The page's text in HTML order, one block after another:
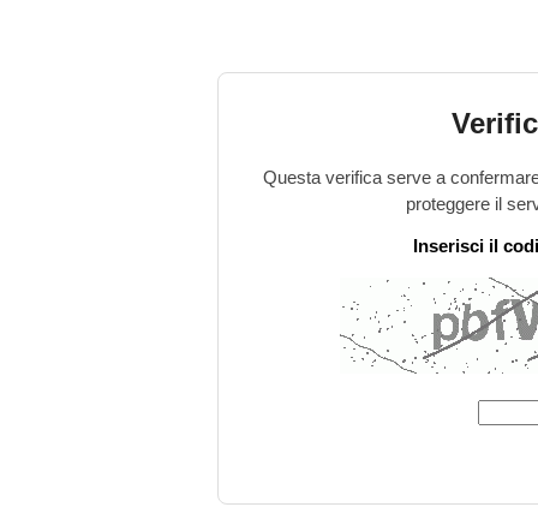
Questa verifica serve a
proteggere il
Inserisci il